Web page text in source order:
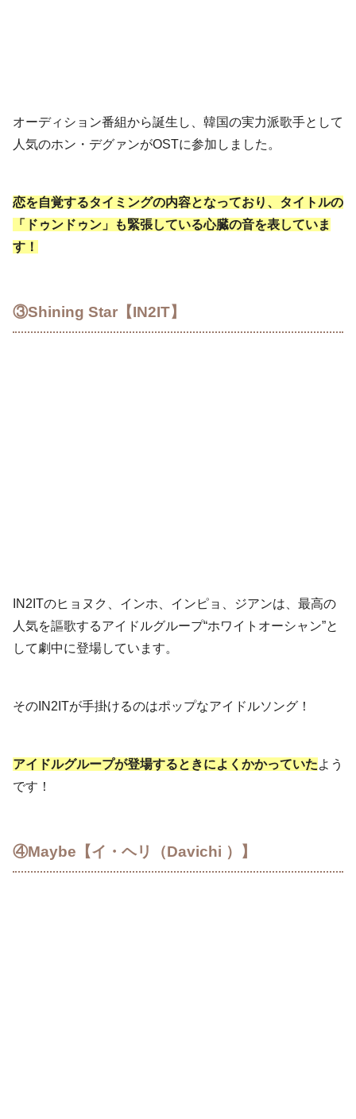
オーディション番組から誕生し、韓国の実力派歌手として
人気のホン・デグァンがOSTに参加しました。
恋を自覚するタイミングの内容となっており、タイトルの
「ドゥンドゥン」も緊張している心臓の音を表していま
す！
③Shining Star【IN2IT】
IN2ITのヒョヌク、インホ、インピョ、ジアンは、最高の
人気を謳歌するアイドルグループ“ホワイトオーシャン”と
して劇中に登場しています。
そのIN2ITが手掛けるのはポップなアイドルソング！
アイドルグループが登場するときによくかかっていたよう
です！
④Maybe【イ・ヘリ（Davichi ）】